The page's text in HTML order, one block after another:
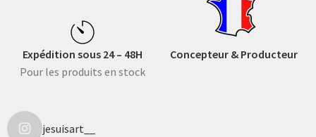
Expédition sous 24 – 48H
Pour les produits en stock
Concepteur & Producteur
jesuisart__